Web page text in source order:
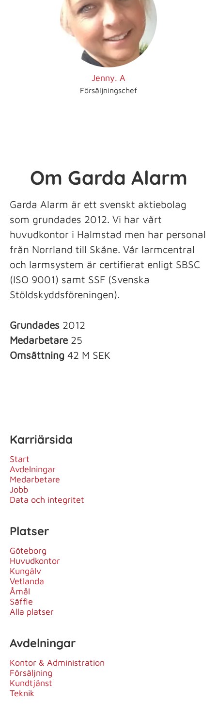
Jenny. A
Försäljningschef
Om Garda Alarm
Garda Alarm är ett svenskt aktiebolag
som grundades 2012. Vi har vårt
huvudkontor i Halmstad men har personal
från Norrland till Skåne. Vår larmcentral
och larmsystem är certifierat enligt SBSC
(ISO 9001) samt SSF (Svenska
Stöldskyddsföreningen).
Grundades 2012
Medarbetare 25
Omsättning 42 M SEK
Karriärsida
Start
Avdelningar
Medarbetare
Jobb
Data och integritet
Platser
Göteborg
Huvudkontor
Kungälv
Vetlanda
Åmål
Säffle
Alla platser
Avdelningar
Kontor & Administration
Försäljning
Kundtjänst
Teknik